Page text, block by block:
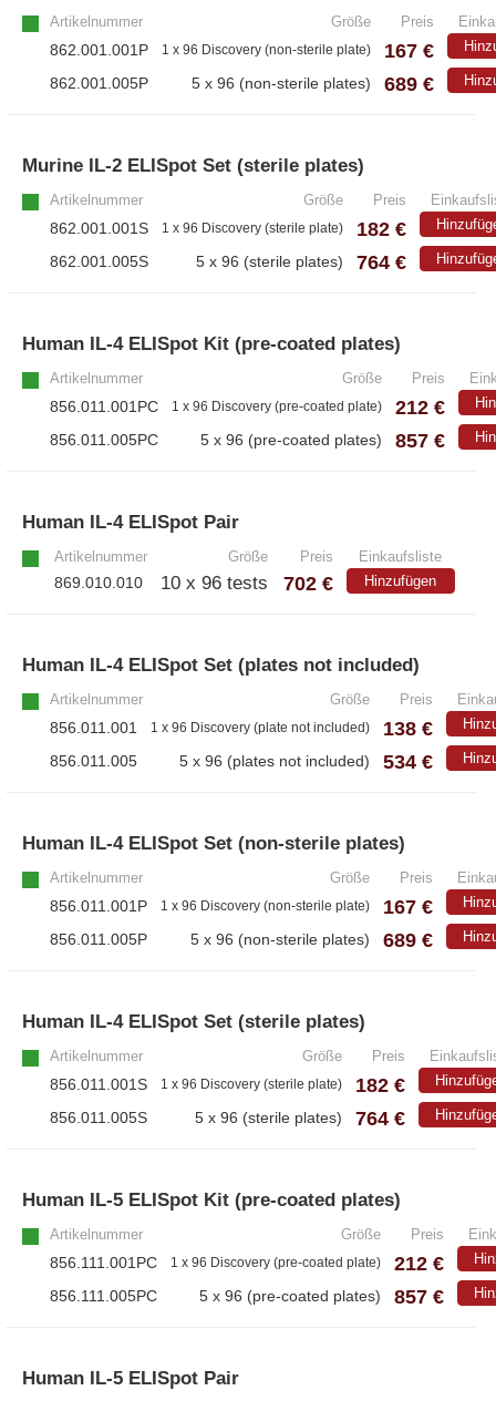
Artikelnummer Größe Preis
862.001.001P 1 x 96 Discovery (non-sterile plate) 167 €
862.001.005P 5 x 96 (non-sterile plates) 689 €
Murine IL-2 ELISpot Set (sterile plates)
Artikelnummer Größe Preis
862.001.001S 1 x 96 Discovery (sterile plate) 182 €
862.001.005S 5 x 96 (sterile plates) 764 €
Human IL-4 ELISpot Kit (pre-coated plates)
Artikelnummer Größe Preis
856.011.001PC 1 x 96 Discovery (pre-coated plate) 212 €
856.011.005PC 5 x 96 (pre-coated plates) 857 €
Human IL-4 ELISpot Pair
Artikelnummer Größe Preis Einkaufsliste
869.010.010 10 x 96 tests 702 € Hinzufügen
Human IL-4 ELISpot Set (plates not included)
Artikelnummer Größe Preis
856.011.001 1 x 96 Discovery (plate not included) 138 €
856.011.005 5 x 96 (plates not included) 534 €
Human IL-4 ELISpot Set (non-sterile plates)
Artikelnummer Größe Preis
856.011.001P 1 x 96 Discovery (non-sterile plate) 167 €
856.011.005P 5 x 96 (non-sterile plates) 689 €
Human IL-4 ELISpot Set (sterile plates)
Artikelnummer Größe Preis
856.011.001S 1 x 96 Discovery (sterile plate) 182 €
856.011.005S 5 x 96 (sterile plates) 764 €
Human IL-5 ELISpot Kit (pre-coated plates)
Artikelnummer Größe Preis
856.111.001PC 1 x 96 Discovery (pre-coated plate) 212 €
856.111.005PC 5 x 96 (pre-coated plates) 857 €
Human IL-5 ELISpot Pair